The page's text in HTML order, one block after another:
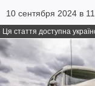
10 сентября 2024 в
Ця стаття доступна